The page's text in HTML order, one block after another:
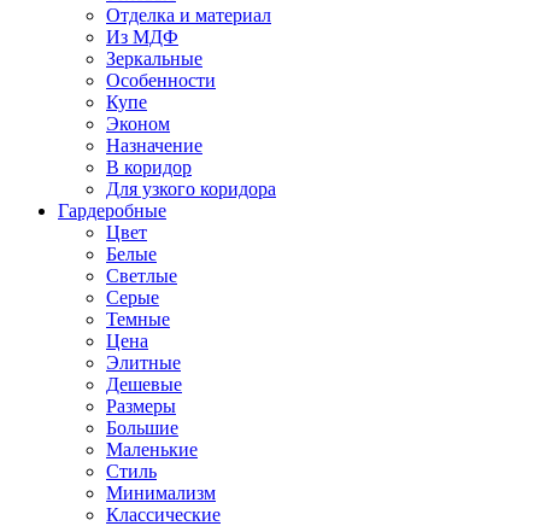
Отделка и материал
Из МДФ
Зеркальные
Особенности
Купе
Эконом
Назначение
В коридор
Для узкого коридора
Гардеробные
Цвет
Белые
Светлые
Серые
Темные
Цена
Элитные
Дешевые
Размеры
Большие
Маленькие
Стиль
Минимализм
Классические